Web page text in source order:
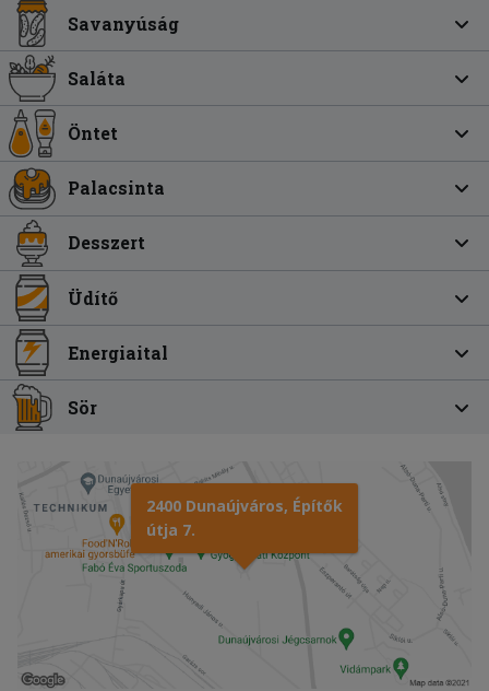
Savanyúság
Saláta
Öntet
Palacsinta
Desszert
Üdítő
Energiaital
Sör
2400 Dunaújváros, Építők
útja 7.